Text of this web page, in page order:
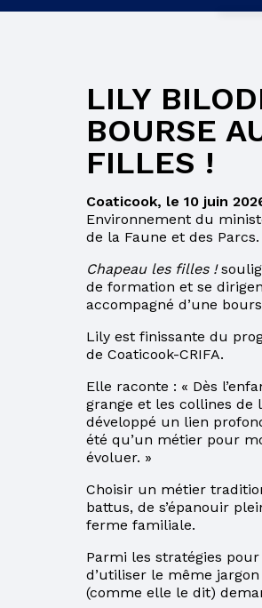
LIRE
PAR
LILY
BOURSE
FILLES !
Coaticook, le 10 juin
Environnement du
de la Faune et des Parcs.
Chapeau les filles !
de formation et se
accompagné d’une
Lily est finissante du
de Coaticook-CRIFA.
Elle raconte : « Dès
grange et les collines de
développé un lien
été qu’un métier pour
évoluer. »
Choisir un métier
battus, de s’épanouir
ferme familiale.
Parmi les stratégies
d’utiliser le même
(comme elle le dit)